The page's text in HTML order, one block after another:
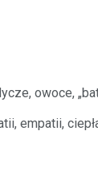
owoce,
empatii,